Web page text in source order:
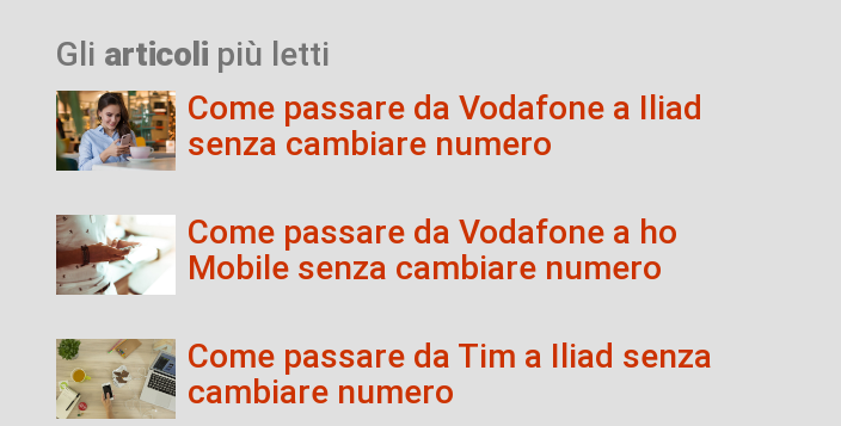
Gli articoli più letti
Come passare da Vodafone a Iliad
senza cambiare numero
Come passare da Vodafone a ho
Mobile senza cambiare numero
Come passare da Tim a Iliad senza
cambiare numero